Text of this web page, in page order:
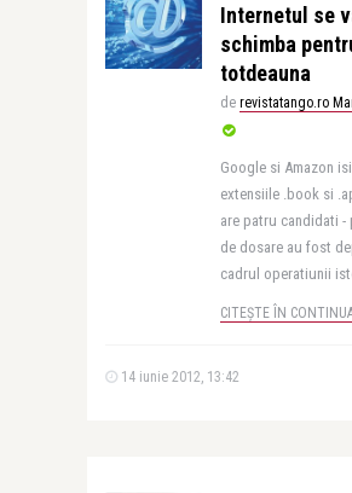
Internetul se
schimba
totdeauna
de revistatango.ro
Google si Amazon
extensiile .book si
are patru candidati -
de dosare au fost
cadrul operatiunii
CITEȘTE ÎN
14 iunie 2012, 13:42